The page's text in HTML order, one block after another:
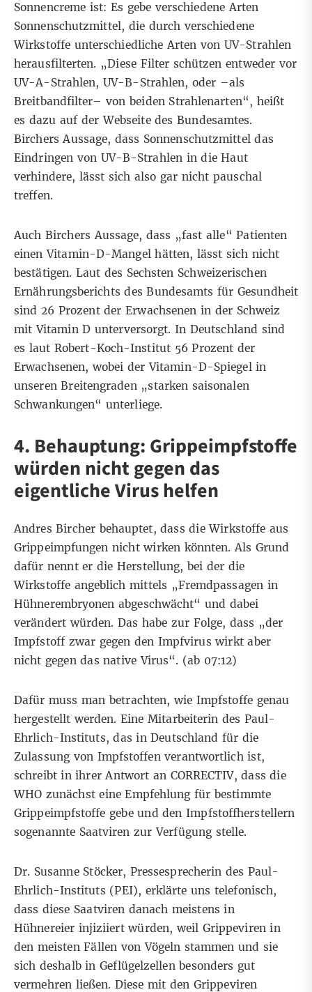
Sonnencreme ist: Es gebe verschiedene Arten
Sonnenschutzmittel, die durch verschiedene
Wirkstoffe unterschiedliche Arten von UV-Strahlen
herausfilterten. „Diese Filter schützen entweder vor
UV-A-Strahlen, UV-B-Strahlen, oder –als
Breitbandfilter– von beiden Strahlenarten“, heißt
es dazu auf derWebseitedes Bundesamtes.
Birchers Aussage, dass Sonnenschutzmittel das
Eindringen von UV-B-Strahlen in die Haut
verhindere, lässt sich also gar nicht pauschal
treffen.
Auch Birchers Aussage, dass „fast alle“ Patienten
einen Vitamin-D-Mangel hätten, lässt sich nicht
bestätigen. Laut des Sechsten Schweizerischen
Ernährungsberichts des Bundesamts für Gesundheit
sind 26 Prozent der Erwachsenen in der Schweiz
mit Vitamin D unterversorgt. In Deutschland sind
es laut Robert-Koch-Institut 56 Prozent der
Erwachsenen, wobei der Vitamin-D-Spiegel in
unseren Breitengraden „starken saisonalen
Schwankungen“ unterliege.
4. Behauptung: Grippeimpfstoffe
würden nicht gegen das
eigentliche Virus helfen
Andres Bircher behauptet, dass die Wirkstoffe aus
Grippeimpfungen nicht wirken könnten. Als Grund
dafür nennt er die Herstellung, bei der die
Wirkstoffe angeblich mittels „Fremdpassagen in
Hühnerembryonen abgeschwächt“ und dabei
verändert würden. Das habe zur Folge, dass „der
Impfstoff zwar gegen den Impfvirus wirkt aber
nicht gegen das native Virus“. (ab 07:12)
Dafür muss man betrachten, wie Impfstoffe genau
hergestellt werden. Eine Mitarbeiterin des Paul-
Ehrlich-Instituts, das in Deutschland für die
Zulassung von Impfstoffen verantwortlich ist,
schreibt in ihrer Antwort an CORRECTIV, dass die
WHO zunächst eine Empfehlung für bestimmte
Grippeimpfstoffe gebe und den Impfstoffherstellern
sogenannte Saatviren zur Verfügung stelle.
Dr. Susanne Stöcker, Pressesprecherin des Paul-
Ehrlich-Instituts (PEI), erklärte uns telefonisch,
dass diese Saatviren danach meistens in
Hühnereier injiziiert würden, weil Grippeviren in
den meisten Fällen von Vögeln stammen und sie
sich deshalb in Geflügelzellen besonders gut
vermehren ließen. Diese mit den Grippeviren